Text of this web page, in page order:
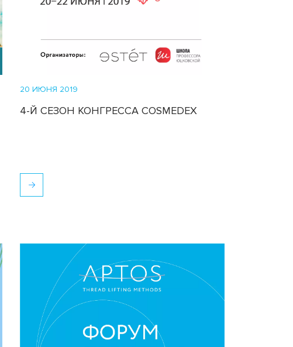
20 ИЮНЯ 2019
4-Й СЕЗОН КОНГРЕССА COSMEDEX